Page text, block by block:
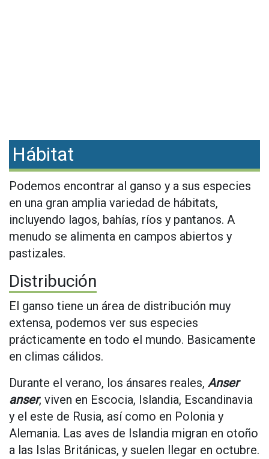
Hábitat
Podemos encontrar al ganso y a sus especies
en una gran amplia variedad de hábitats,
incluyendo lagos, bahías, ríos y pantanos. A
menudo se alimenta en campos abiertos y
pastizales.
Distribución
El ganso tiene un área de distribución muy
extensa, podemos ver sus especies
prácticamente en todo el mundo. Basicamente
en climas cálidos.
Durante el verano, los ánsares reales, Anser
anser, viven en Escocia, Islandia, Escandinavia
y el este de Rusia, así como en Polonia y
Alemania. Las aves de Islandia migran en otoño
a las Islas Británicas, y suelen llegar en octubre.